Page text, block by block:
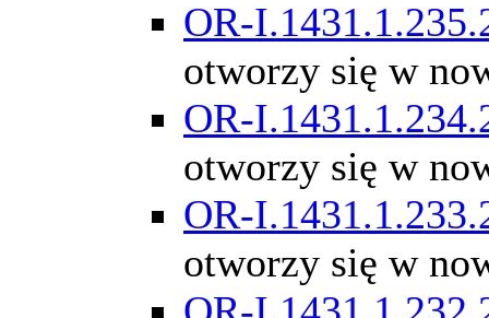
OR-
otworzy się w
OR-
otworzy się w
OR-
otworzy się w